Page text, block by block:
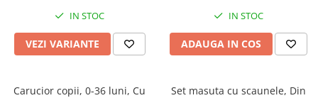
IN STOC
VEZI VARIANTE
IN STOC
ADAUGA IN COS
Carucior copii, 0-36 luni, Cu
Set masuta cu scaunele, Din